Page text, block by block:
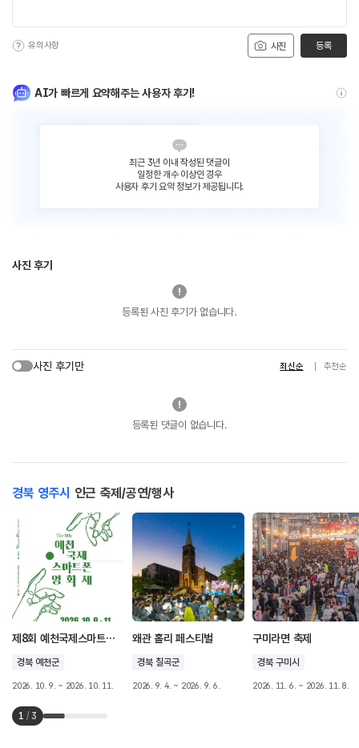
사진
유의사항 등록
AI가 빠르게 요약해주는 사용자 후기!
최근 3년 이내 작성된 댓글이
일정한 개수 이상인 경우
사용자 후기 요약 정보가 제공됩니다.
사진 후기
등록된 사진 후기가 없습니다.
사진 후기만 최신순 추천순
등록된 댓글이 없습니다.
경북 영주시 인근 축제/공연/행사
제8회 예천국제스마트폰영화제
경북 예천군
2026. 10. 9. ~ 2026. 10. 11.
왜관 홀리 페스티벌
경북 칠곡군
2026. 9. 4. ~ 2026. 9. 6.
구미라면 축제
경북 구미시
2026. 11. 6. ~ 2026. 11. 8.
1 / 3